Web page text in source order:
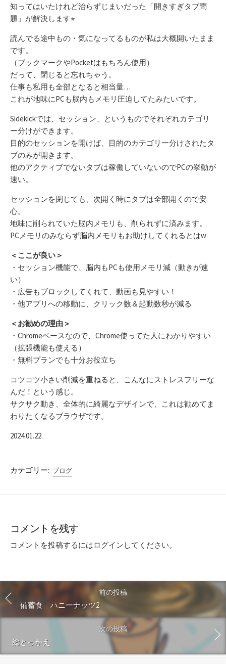
知ってはいたけれど治らずじまいだった「開きすぎタブ問
題」が解決します⭐︎
読んでる途中もの・気になってるものが私は大概開いたまま
です。
（ブックマークやPocketはもちろん使用）
だって、閉じると忘れちゃう。
仕事も私用も全部となると相当量…
これが地味にPCも脳内もメモリ圧迫してたみたいです。
Sidekickでは、セッション、というものでそれぞれカテゴリ
ー分けができます。
目的のセッションを開けば、目的のカテゴリー分けされたタ
ブのみが開きます。
他のアクティブでないタブは稼働していないのでPCの挙動が
速い。
セッションを閉じても、次開く時にタブは全部開くので安
心。
地味に削られていた脳内メモリも、削られずに済みます。
PCメモリのみならず脳内メモリもお助けしてくれるとはw
＜ここが良い＞
・セッション機能で、脳内もPCも使用メモリ減（動きが速
い）
・広告もブロックしてくれて、動画も見やすい！
・他アプリへの移動に、クリック数＆起動数秒が減る
＜お勧めの理由＞
・Chromeベースなので、Chrome使ってた人にわかりやすい
（拡張機能も使える）
・無料プランでも十分お役立ち
コツコツ小さい削減を重ねると、こんなにストレスフリーな
んだ！という感じ。
サクサク動き、全体的に綺麗なデザインで、これは勧めてま
わりたくなるブラウザです。
2024.01.22.
カテゴリー: ブログ
コメントを残す
コメントを投稿するにはログイン してください。
前の投稿
備蓄食 ハニーナッツ2
次の投稿
総とっかえ